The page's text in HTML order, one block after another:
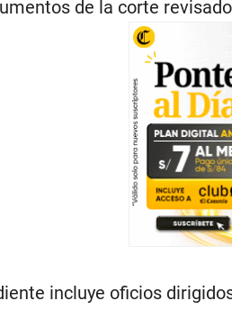
de la corte
incluye oficios